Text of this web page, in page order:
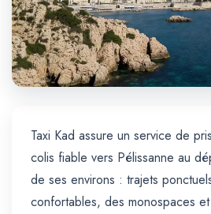
Taxi Kad assure un service de
colis fiable vers Pélissanne au
de ses environs : trajets
confortables, des monospaces